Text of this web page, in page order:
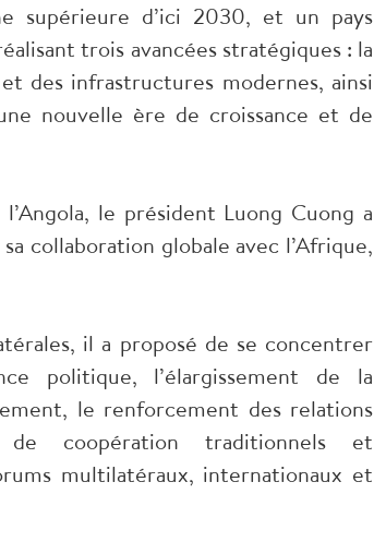
supérieure d’ici 2030, et un pays
trois avancées stratégiques : la
des infrastructures modernes, ainsi
nouvelle ère de croissance et de
le président Luong Cuong a
collaboration globale avec l’Afrique,
il a proposé de se concentrer
politique, l’élargissement de la
le renforcement des relations
de coopération traditionnels et
multilatéraux, internationaux et